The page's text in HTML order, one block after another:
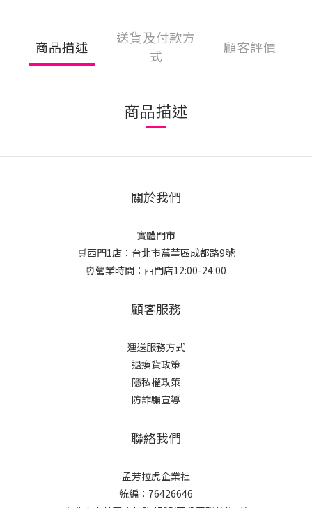
商品描述
送貨及付款方
式
顧客評價
商品描述
關於我們
實體門市
🛒西門1店：台北市萬華區成都路9號
⏰營業時間：西門店12:00-24:00
顧客服務
運送服務方式
退換貨政策
隱私權政策
防詐騙宣導
聯絡我們
孟芳拉虎企業社
統編：76426646